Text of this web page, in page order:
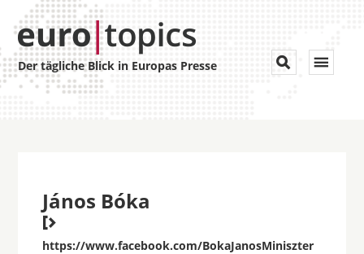
Der tägliche Blick in Europas Presse Toggle


János Bóka

https://www.facebook.com/BokaJanosMiniszter